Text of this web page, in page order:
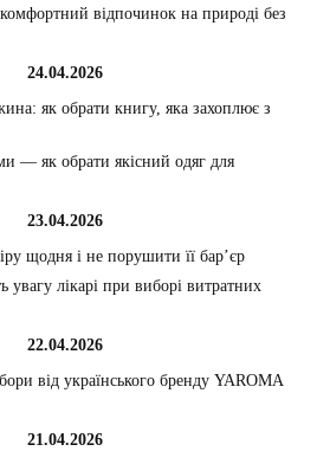
відпочинок на природі без
24.04.2026
як обрати книгу, яка захоплює з
— як обрати якісний одяг для
23.04.2026
щодня і не порушити її бар’єр
увагу лікарі при виборі витратних
22.04.2026
від українського бренду YAROMA
21.04.2026